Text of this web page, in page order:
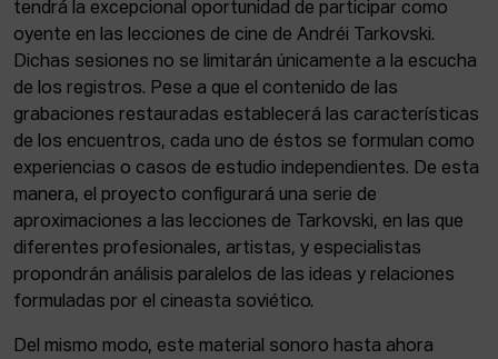
tendrá la excepcional oportunidad de participar como
oyente en las lecciones de cine de Andréi Tarkovski.
Dichas sesiones no se limitarán únicamente a la escucha
de los registros. Pese a que el contenido de las
grabaciones restauradas establecerá las características
de los encuentros, cada uno de éstos se formulan como
experiencias o casos de estudio independientes. De esta
manera, el proyecto configurará una serie de
aproximaciones a las lecciones de Tarkovski, en las que
diferentes profesionales, artistas, y especialistas
propondrán análisis paralelos de las ideas y relaciones
formuladas por el cineasta soviético.
Del mismo modo, este material sonoro hasta ahora